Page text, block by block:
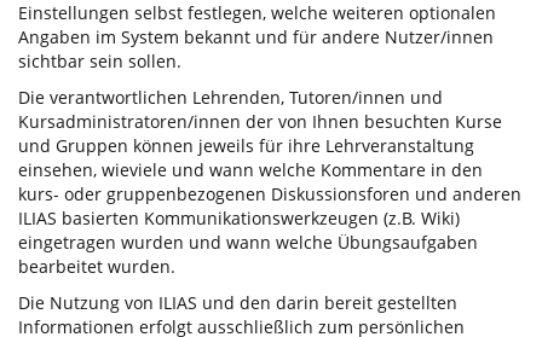
Einstellungen selbst festlegen, welche weiteren optionalen
Angaben im System bekannt und für andere Nutzer/innen
sichtbar sein sollen.
Die verantwortlichen Lehrenden, Tutoren/innen und
Kursadministratoren/innen der von Ihnen besuchten Kurse
und Gruppen können jeweils für ihre Lehrveranstaltung
einsehen, wieviele und wann welche Kommentare in den
kurs- oder gruppenbezogenen Diskussionsforen und anderen
ILIAS basierten Kommunikationswerkzeugen (z.B. Wiki)
eingetragen wurden und wann welche Übungsaufgaben
bearbeitet wurden.
Die Nutzung von ILIAS und den darin bereit gestellten
Informationen erfolgt ausschließlich zum persönlichen